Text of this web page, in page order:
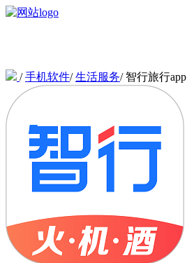
/手机软件/生活服务/ 智行旅行app